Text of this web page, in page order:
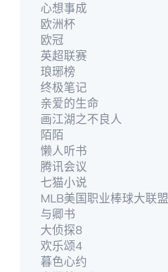
心想事成
欧洲杯
欧冠
英超联赛
琅琊榜
终极笔记
亲爱的生命
画江湖之不良人
陌陌
懒人听书
腾讯会议
七猫小说
MLB美国职业棒球大联盟
与卿书
大侦探8
欢乐颂4
暮色心约